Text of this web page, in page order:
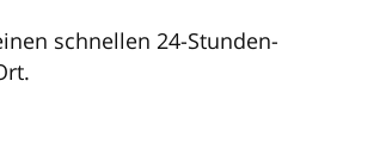
schnellen 24-Stunden-